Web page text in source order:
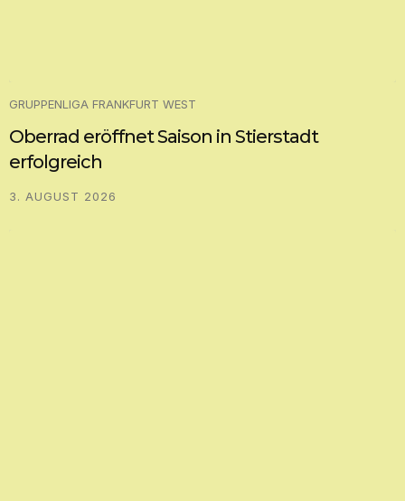
GRUPPENLIGA FRANKFURT WEST
Oberrad eröffnet Saison in Stierstadt
erfolgreich
3. AUGUST 2026